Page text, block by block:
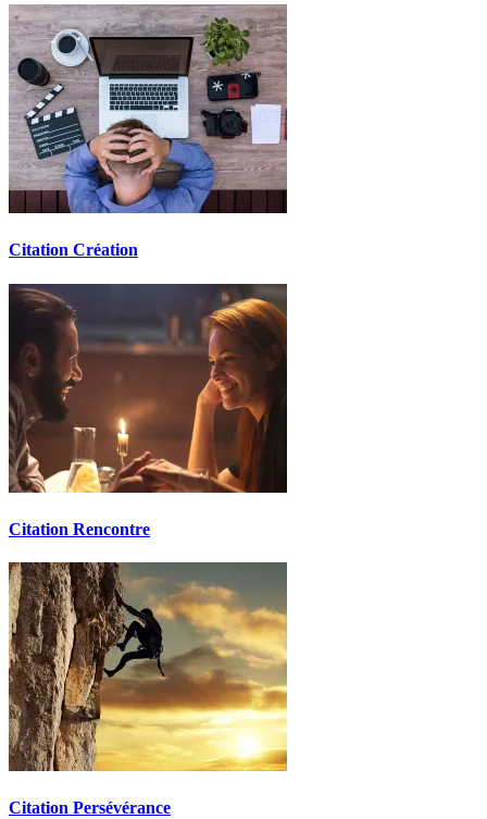
Citation Création
Citation Rencontre
Citation Persévérance